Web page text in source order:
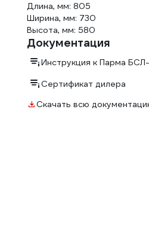
Длина, мм: 805
Ширина, мм: 730
Высота, мм: 580
Документация
Инструкция к Парма
Сертификат дилера
Скачать всю